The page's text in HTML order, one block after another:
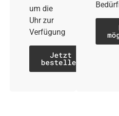
um die
Uhr zur
Verfügung
Jetzt
bestellen